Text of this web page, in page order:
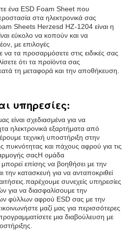
ένα ESD Foam Sheet που
στα ηλεκτρονικά σας
Sheets Herzesd HZ-1204 είναι η
εύκολο να κοπούν και να
με επιλογές
τα προσαρμόσετε στις ειδικές σας
ότι τα προϊόντα σας
τη μεταφορά και την αποθήκευση.
υπηρεσίες:
είναι σχεδιασμένα για να
ηλεκτρονικά εξαρτήματα από
τεχνική υποστήριξη στην
πυκνότητας και πάχους αφρού για τις
σαςΗ ομάδα
επίσης να βοηθήσει με την
την κατασκευή για να ανταποκριθεί
συνεχείς υπηρεσίες
για να διασφαλίσουμε την
φύλλων αφρού ESD σας με την
μαζί μας για περισσότερες
μια διαβούλευση με